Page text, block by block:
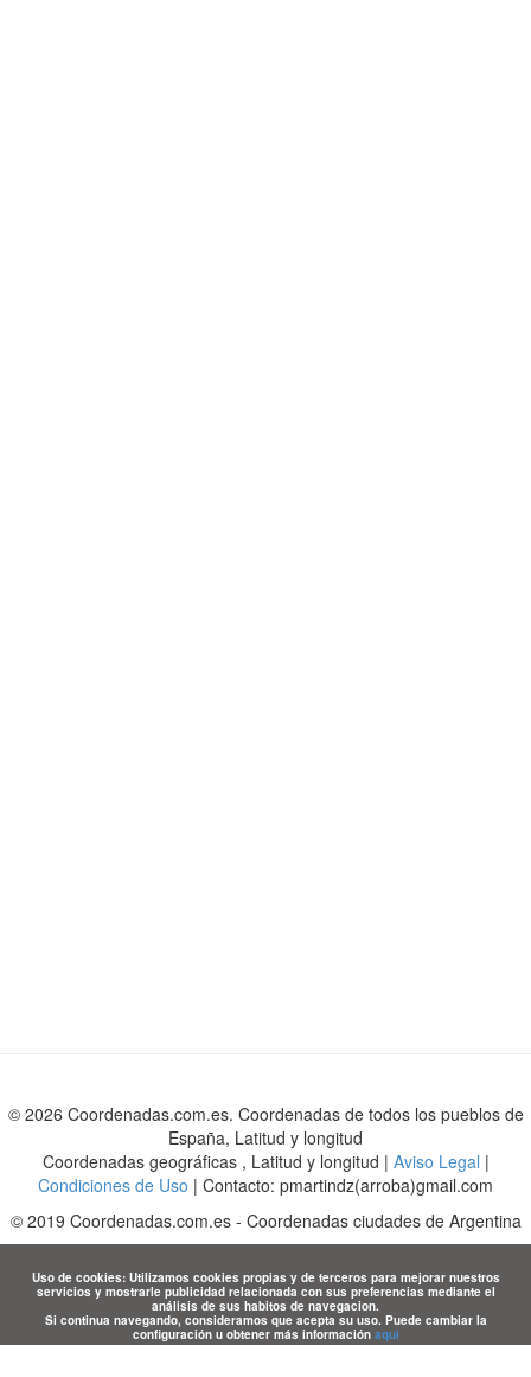
© 2026 Coordenadas.com.es. Coordenadas de todos los pueblos de
España, Latitud y longitud
Coordenadas geográficas , Latitud y longitud | Aviso Legal |
Condiciones de Uso | Contacto: pmartindz(arroba)gmail.com
© 2019 Coordenadas.com.es- Coordenadas ciudades de Argentina
Uso de cookies: Utilizamos cookies propias y de terceros para mejorar nuestros
servicios y mostrarle publicidad relacionada con sus preferencias mediante el
análisis de sus habitos de navegacion.
Si continua navegando, consideramos que acepta su uso. Puede cambiar la
configuración u obtener más información aqui